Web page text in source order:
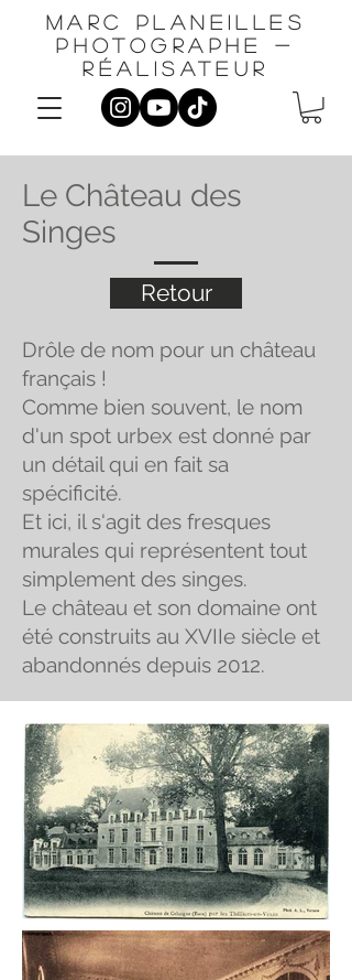
Marc planeilles
photographe -
réalisateur
Le Château des
Singes
Retour
Drôle de nom pour un château
français !
Comme bien souvent, le nom
d'un spot urbex est donné par
un détail qui en fait sa
spécificité.
Et ici, il s'agit des fresques
murales qui représentent tout
simplement des singes.
Le château et son domaine ont
été construits au XVIIe siècle et
abandonnés depuis 2012.